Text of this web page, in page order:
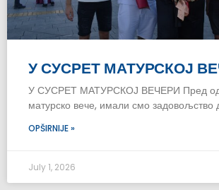
У СУСРЕТ МАТУРСКОЈ
У СУСРЕТ МАТУРСКОЈ ВЕЧЕРИ Пред
матурско вече, имали смо задовољство
OPŠIRNIJE »
July 1, 2026